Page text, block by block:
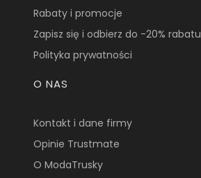
Rabaty i promocje
Zapisz się i odbierz do -20% rabatu
Polityka prywatności
O NAS
Kontakt i dane firmy
Opinie Trustmate
O ModaTrusky